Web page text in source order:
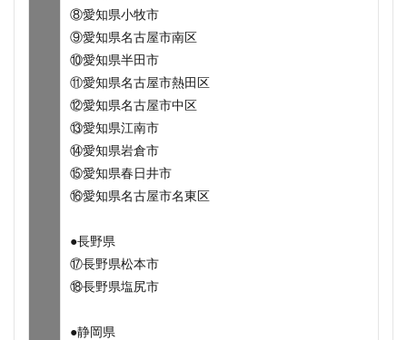
⑧愛知県小牧市
⑨愛知県名古屋市南区
⑩愛知県半田市
⑪愛知県名古屋市熱田区
⑫愛知県名古屋市中区
⑬愛知県江南市
⑭愛知県岩倉市
⑮愛知県春日井市
⑯愛知県名古屋市名東区
●長野県
⑰長野県松本市
⑱長野県塩尻市
●静岡県